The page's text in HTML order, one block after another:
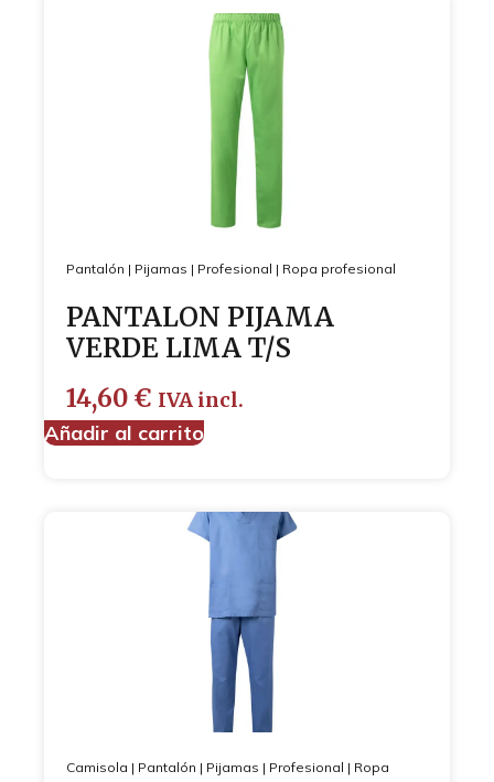
Pantalón | Pijamas | Profesional | Ropa profesional
PANTALON PIJAMA
VERDE LIMA T/S
14,60 € IVA incl.
Añadir al carrito
Camisola | Pantalón | Pijamas | Profesional | Ropa